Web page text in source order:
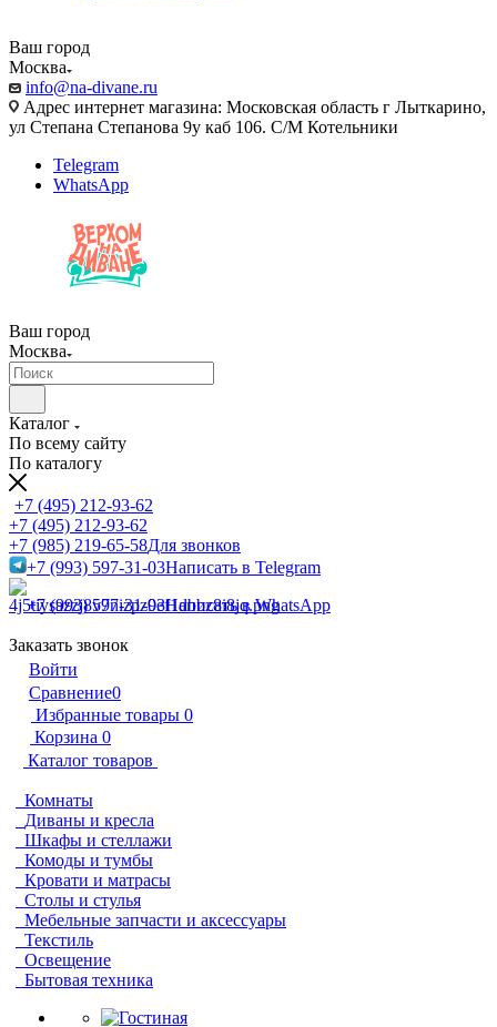
Ваш город
Москва
info@na-divane.ru
Адрес интернет магазина: Московская область г Лыткарино,
ул Степана Степанова 9у каб 106. С/М Котельники
Telegram
WhatsApp
Ваш город
Москва
Каталог
По всему сайту
По каталогу
+7 (495) 212-93-62
+7 (495) 212-93-62
+7 (985) 219-65-58Для звонков
+7 (993) 597-31-03Написать в Telegram
+7 (993) 597-31-03Написать в WhatsApp
Заказать звонок
Войти
Сравнение0
Избранные товары 0
Корзина 0
Каталог товаров
Комнаты
Диваны и кресла
Шкафы и стеллажи
Комоды и тумбы
Кровати и матрасы
Столы и стулья
Мебельные запчасти и аксессуары
Текстиль
Освещение
Бытовая техника